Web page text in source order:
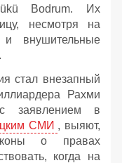
Bodrum. Их
несмотря на
и внушительные
стал внезапный
Рахми
заявлением в
СМИ , выяют,
о правах
когда на